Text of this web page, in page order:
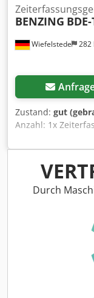
Wiefelstede 282
BENZING
Zustand: gut
Anzahl: 1x
Stück Dcedsb A
touch 90
Durch